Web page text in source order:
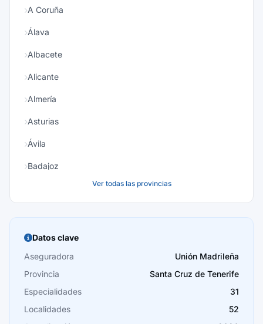
A Coruña
Álava
Albacete
Alicante
Almería
Asturias
Ávila
Badajoz
Burgos
Cáceres
Cádiz
Cantabria
Castellón
Ver todas las provincias
Datos clave
Aseguradora
Unión Madrileña
Provincia
Santa Cruz de Tenerife
Especialidades
31
Localidades
52